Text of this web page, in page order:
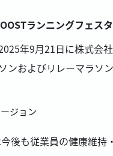
ジョン
ランニングフェス
年9月21日に株式会
ソンおよびリレーマラソ
後も従業員の健康維持